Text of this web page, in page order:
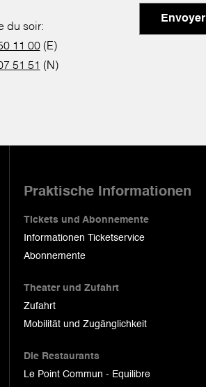
du soir:
11 00(E)
51 51 (N)
Envoyer
Praktische Informationen
Tickets und Abonnemente
Informationen Ticketservice
Abonnemente
Theater und Zufahrt
Zufahrt
Mobilität und Zugänglichkeit
Die Restaurants
Le Point Commun - Equilibre